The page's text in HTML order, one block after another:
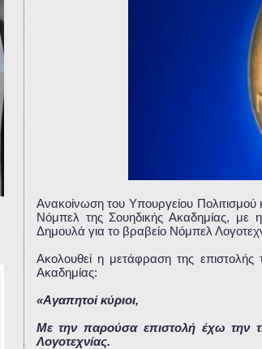
Ανακοίνωση του Υπουργείου
Νόμπελ της Σουηδικής Ακαδημίας, με
Δημουλά για το βραβείο Νόμπελ
Ακολουθεί η μετάφραση της
Ακαδημίας:
«Αγαπητοί κύριοι,
Με την παρούσα επιστολή έχω την
Λογοτεχνίας.